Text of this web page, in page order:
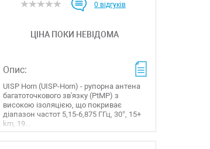
0 відгуків
ЦІНА ПОКИ НЕВІДОМА
Опис:
UISP Horn (UISP-Horn) - рупорна антена
багатоточкового зв'язку (PtMP) з
високою ізоляцією, що покриває
діапазон частот 5,15-6,875 ГГц, 30°, 15+
km, 19...